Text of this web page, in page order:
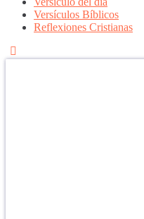
Versículos Bíblicos
Reflexiones Cristianas